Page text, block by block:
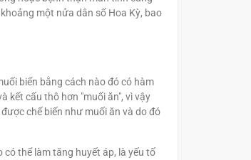
một nửa dân số Hoa Kỳ, bao
biển bằng cách nào đó có hàm
kết cấu thô hơn "muối ăn", vì vậy
chế biến như muối ăn và do đó
thể làm tăng huyết áp, là yếu tố